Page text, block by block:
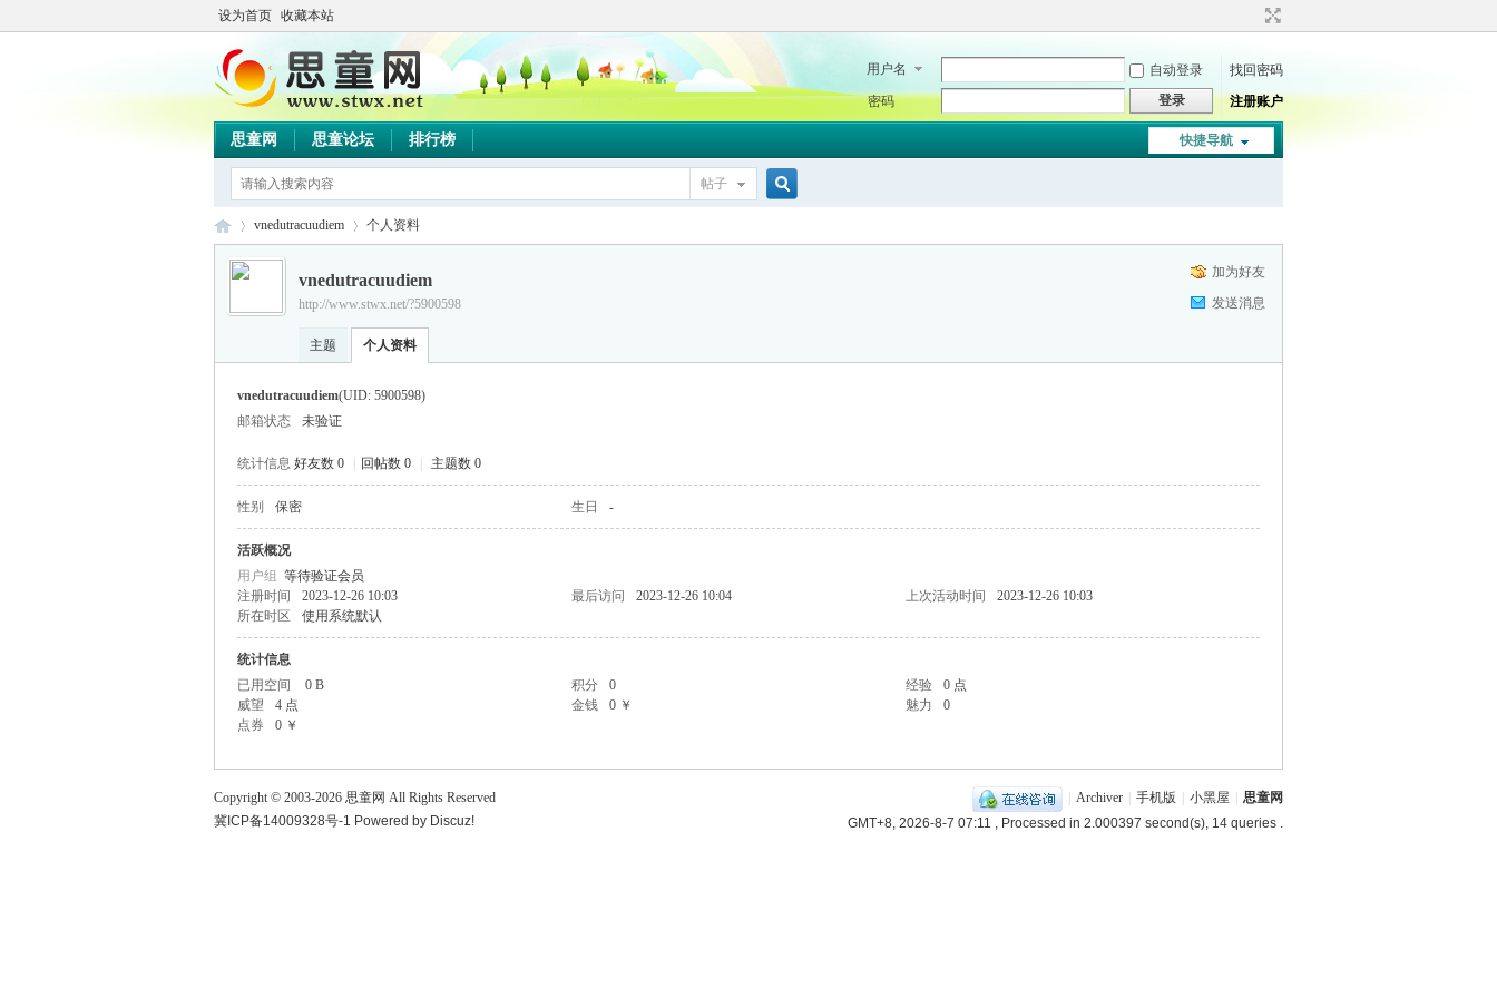
设为首页 收藏本站
用户名 自动登录
找回密码
密码
登录 注册账户
快捷导航
思童网 思童论坛 排行榜
帖子
论
›
vnedutracuudiem 个人资料
加为好友
发送消息
vnedutracuudiem
http://www.stwx.net/?5900598
主题 个人资料
vnedutracuudiem(UID: 5900598)
邮箱状态
未验证
统计信息 好友数 0 回帖数 0 主题数 0
性别 保密 生日 -
活跃概况
用户组 等待验证会员
注册时间
2023-12-26 10:03 最后访问 2023-12-26 10:04 上次活动时间
2023-12-26 10:03
所在时区
使用系统默认
统计信息
已用空间
0 B 积分 0 经验
0 点
威望
4 点 金钱 0 ￥ 魅力
0
点券
0 ￥
Archiver 手机版 小黑屋
思童网
GMT+8, 2026-8-7 07:11 , Processed in 2.000397 second(s), 14 queries .
Copyright © 2003-2026 思童网 All Rights Reserved
冀ICP备14009328号-1 Powered by Discuz!